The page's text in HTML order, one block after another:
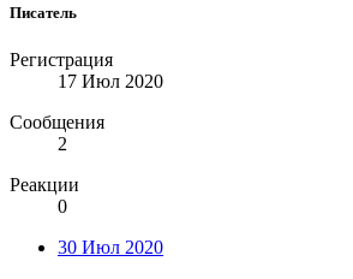
Писатель
Регистрация
17 Июл 2020
Сообщения
2
Реакции
0
30 Июл 2020